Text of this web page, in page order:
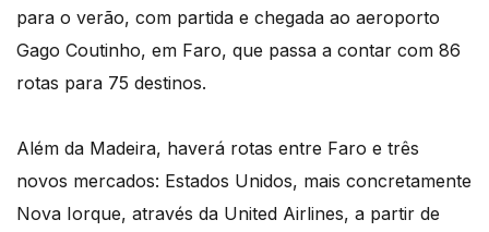
para o verão, com partida e chegada ao aeroporto
Gago Coutinho, em Faro, que passa a contar com 86
rotas para 75 destinos.
Além da Madeira, haverá rotas entre Faro e três
novos mercados: Estados Unidos, mais concretamente
Nova Iorque, através da United Airlines, a partir de